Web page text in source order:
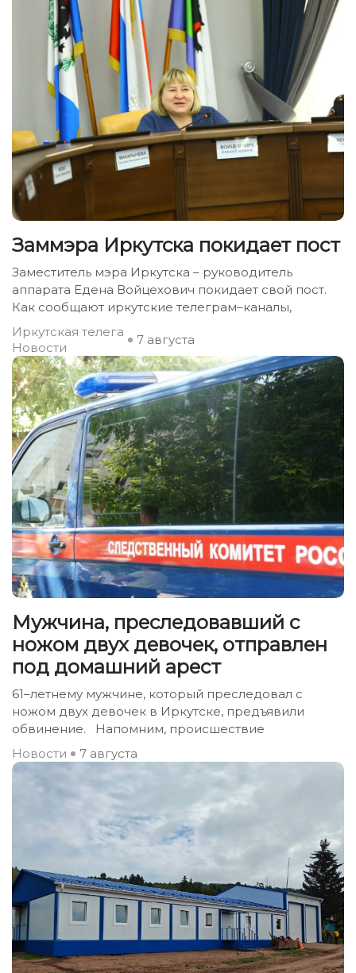
Заммэра Иркутска покидает пост
Заместитель мэра Иркутска – руководитель
аппарата Едена Войцехович покидает свой пост.
Как сообщают иркутские телеграм–каналы,
Иркутская телега
Новости
7 августа
Мужчина, преследовавший с
ножом двух девочек, отправлен
под домашний арест
61–летнему мужчине, который преследовал с
ножом двух девочек в Иркутске, предъявили
обвинение. Напомним, происшествие
Новости
7 августа